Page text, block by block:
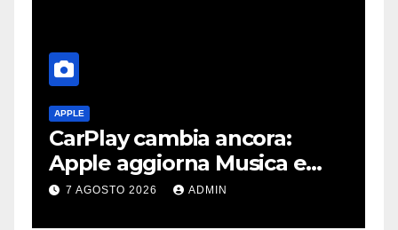
APPLE
CarPlay cambia ancora:
Apple aggiorna Musica e
Podcast in auto
7 AGOSTO 2026 ADMIN